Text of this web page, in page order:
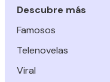
Descubre más
Famosos
Telenovelas
Viral